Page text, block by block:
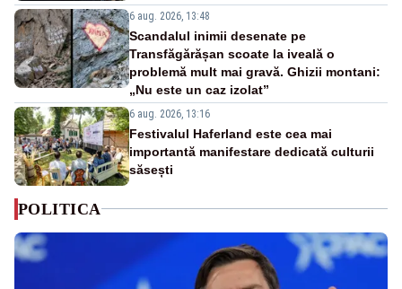
6 aug. 2026, 13:48
Scandalul inimii desenate pe
Transfăgărășan scoate la iveală o
problemă mult mai gravă. Ghizii montani:
„Nu este un caz izolat”
6 aug. 2026, 13:16
Festivalul Haferland este cea mai
importantă manifestare dedicată culturii
săsești
POLITICA